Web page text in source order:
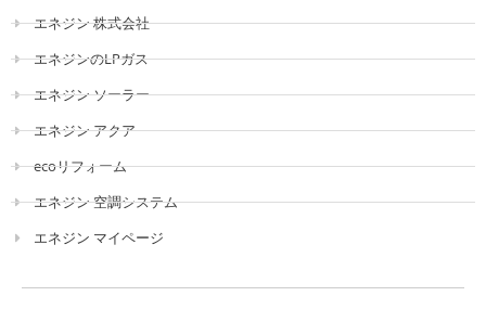
エネジン 株式会社
エネジンのLPガス
エネジン ソーラー
エネジン アクア
ecoリフォーム
エネジン 空調システム
エネジン マイページ